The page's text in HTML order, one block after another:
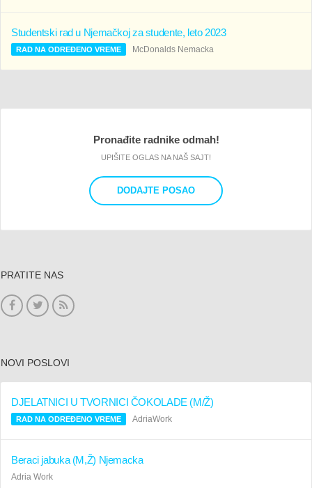
Studentski rad u Njemačkoj za studente, leto 2023
RAD NA ODREĐENO VREME McDonalds Nemacka
Pronađite radnike odmah!
UPIŠITE OGLAS NA NAŠ SAJT!
DODAJTE POSAO
PRATITE NAS
NOVI POSLOVI
DJELATNICI U TVORNICI ČOKOLADE (M/Ž)
RAD NA ODREĐENO VREME AdriaWork
Beraci jabuka (M,Ž) Njemacka
Adria Work